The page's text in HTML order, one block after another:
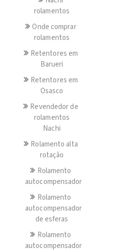
rolamentos
Onde comprar
rolamentos
Retentores em
Barueri
Retentores em
Osasco
Revendedor de
rolamentos
Nachi
Rolamento alta
rotação
Rolamento
autocompensador
Rolamento
autocompensador
de esferas
Rolamento
autocompensador